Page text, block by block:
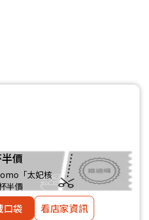
價
「太妃核
半價
口袋 看店家資訊